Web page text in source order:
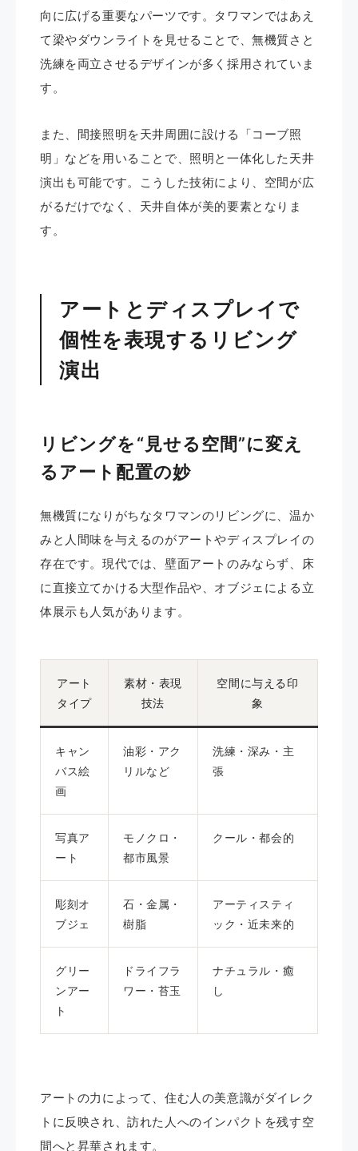
向に広げる重要なパーツです。タワマンではあえ
て梁やダウンライトを見せることで、無機質さと
洗練を両立させるデザインが多く採用されていま
す。
また、間接照明を天井周囲に設ける「コーブ照
明」などを用いることで、照明と一体化した天井
演出も可能です。こうした技術により、空間が広
がるだけでなく、天井自体が美的要素となりま
す。
アートとディスプレイで
個性を表現するリビング
演出
リビングを“見せる空間”に変え
るアート配置の妙
無機質になりがちなタワマンのリビングに、温か
みと人間味を与えるのがアートやディスプレイの
存在です。現代では、壁面アートのみならず、床
に直接立てかける大型作品や、オブジェによる立
体展示も人気があります。
アート
タイプ
素材・表現
技法
空間に与える印
象
キャン
バス絵
画
油彩・アク
リルなど
洗練・深み・主
張
写真ア
ート
モノクロ・
都市風景
クール・都会的
彫刻オ
ブジェ
石・金属・
樹脂
アーティスティ
ック・近未来的
グリー
ンアー
ト
ドライフラ
ワー・苔玉
ナチュラル・癒
し
アートの力によって、住む人の美意識がダイレク
トに反映され、訪れた人へのインパクトを残す空
間へと昇華されます。